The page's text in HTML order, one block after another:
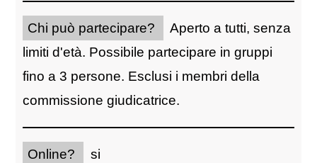
Chi può partecipare?
Aperto a tutti, senza
limiti d'età. Possibile partecipare in gruppi
fino a 3 persone. Esclusi i membri della
commissione giudicatrice.
Online? si